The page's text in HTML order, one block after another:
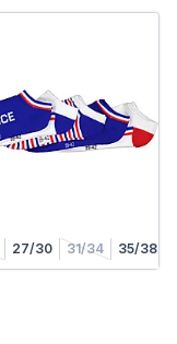
27/30 31/34 35/38